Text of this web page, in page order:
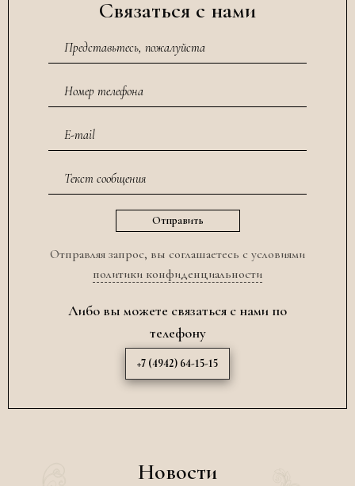
Связаться с нами
Отправляя запрос, вы соглашаетесь с условиями
политики конфиденциальности
Либо вы можете связаться с нами по
телефону
+7 (4942) 64-15-15
Новости